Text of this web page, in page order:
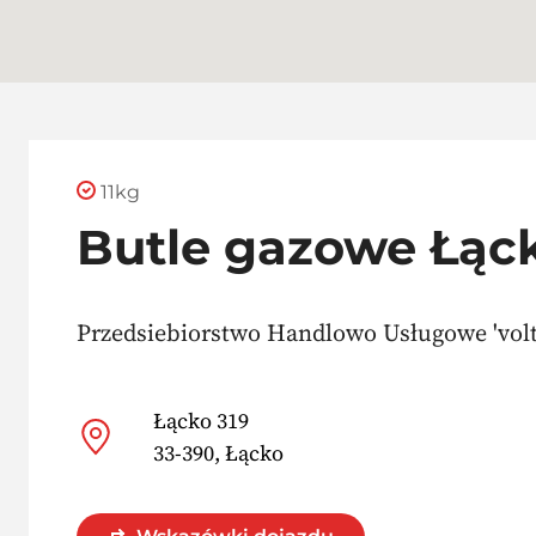
11kg
Butle gazowe
Przedsiebiorstwo Handlowo Usługowe
Łącko 319
33-390, Łącko